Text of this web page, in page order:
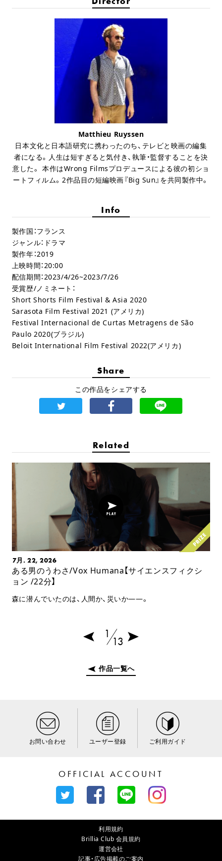
Matthieu Ruyssen
日本文化と日本語研究に携わったのち、テレビと映画の編集
者になる。人生は短すぎると気付き、執筆・監督することを決
意した。 本作はWrong Filmsプロデュースによる彼の初ショ
ートフィルム。2作品目の短編映画『Big Sun』を共同製作中。
Info
製作国：フランス
ジャンル：ドラマ
製作年：2019
上映時間：20:00
配信期間：2023/4/26~2023/7/26
受賞歴/ノミネート：
Short Shorts Film Festival & Asia 2020
Sarasota Film Festival 2021 (アメリカ)
Festival Internacional de Curtas Metragens de São
Paulo 2020(ブラジル)
Beloit International Film Festival 2022(アメリカ)
Share
この作品をシェアする
Related
7月. 22, 2026
ある男のうわさ/Vox Humana【サイエンスフィクシ
ョン /22分】
森に潜んでいたのは、人間か、災いか――。
1
13
作品一覧へ
お問い合わせ ユーザー登録 ご利用ガイド
OFFICIAL ACCOUNT
利用規約
Brillia Club 会員規約
運営会社
記事・広告掲載のご案内